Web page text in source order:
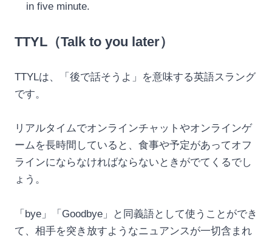
in five minute.
TTYL（Talk to you later）
TTYLは、「後で話そうよ」を意味する英語スラング
です。
リアルタイムでオンラインチャットやオンラインゲ
ームを長時間していると、食事や予定があってオフ
ラインにならなければならないときがでてくるでし
ょう。
「bye」「Goodbye」と同義語として使うことができ
て、相手を突き放すようなニュアンスが一切含まれ